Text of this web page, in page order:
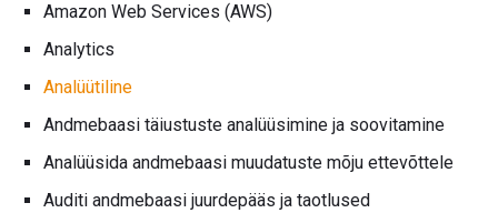
Amazon Web Services (AWS)
Analytics
Analüütiline
Andmebaasi täiustuste analüüsimine ja soovitamine
Analüüsida andmebaasi muudatuste mõju ettevõttele
Auditi andmebaasi juurdepääs ja taotlused